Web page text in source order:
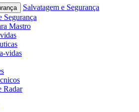
Salvatagem e Segurança
Segurança
Mastro
vidas
Radar